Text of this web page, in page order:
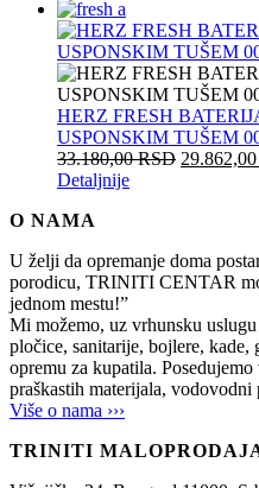
HERZ FRESH
USPONSKIM TUŠEM
33.180,00RSD 29.862,00
Detaljnije
O NAMA
U želji da opremanje doma
porodicu, TRINITI CENTAR
jednom mestu!”
Mi možemo, uz vrhunsku
pločice, sanitarije, bojlere, kade,
opremu za kupatila.
praškastih materijala,
Više o nama ›››
TRINITI